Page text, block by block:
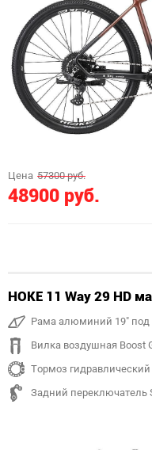
Цена 57300 руб.
48900 руб.
HOKE 11 Way 29 HD
Рама алюминий 19" под
Вилка воздушная Boost
Тормоз гидравлический
Задний переключатель